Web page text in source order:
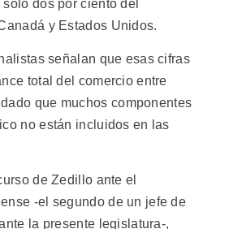
dos por ciento del
y Estados Unidos.
señalan que esas cifras
total del comercio entre
que muchos componentes
no están incluidos en las
de Zedillo ante el
-el segundo de un jefe de
la presente legislatura-,